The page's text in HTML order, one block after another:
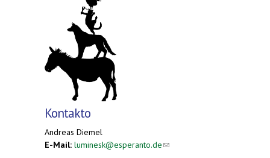
Kontakto
Andreas Diemel
E-Mail: luminesk@esperanto.de(link sends e-